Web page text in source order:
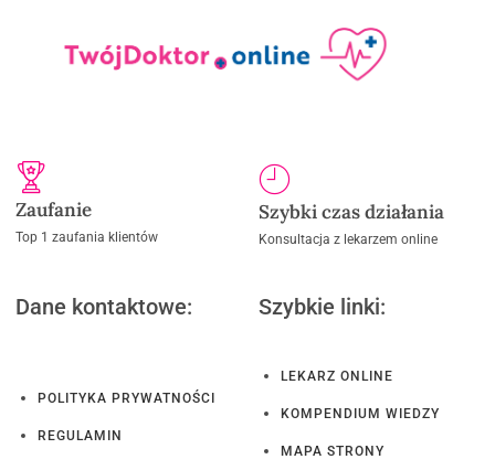
Zaufanie
Top 1 zaufania klientów
Szybki czas działania
Konsultacja z lekarzem online
Dane kontaktowe:
POLITYKA PRYWATNOŚCI
REGULAMIN
Szybkie linki:
LEKARZ ONLINE
KOMPENDIUM WIEDZY
MAPA STRONY